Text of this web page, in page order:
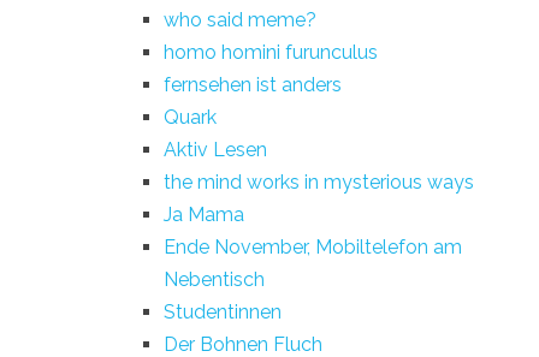
who said meme?
homo homini furunculus
fernsehen ist anders
Quark
Aktiv Lesen
the mind works in mysterious ways
Ja Mama
Ende November, Mobiltelefon am
Nebentisch
Studentinnen
Der Bohnen Fluch